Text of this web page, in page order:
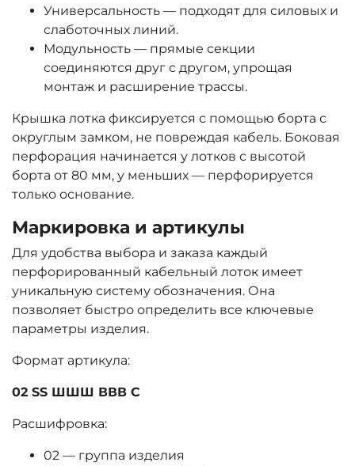
Универсальность — подходят для силовых и
слаботочных линий.
Модульность — прямые секции
соединяются друг с другом, упрощая
монтаж и расширение трассы.
Крышка лотка фиксируется с помощью борта с
округлым замком, не повреждая кабель. Боковая
перфорация начинается у лотков с высотой
борта от 80 мм, у меньших — перфорируется
только основание.
Маркировка и артикулы
Для удобства выбора и заказа каждый
перфорированный кабельный лоток имеет
уникальную систему обозначения. Она
позволяет быстро определить все ключевые
параметры изделия.
Формат артикула:
02 SS ШШШ ВВВ С
Расшифровка:
02 — группа изделия